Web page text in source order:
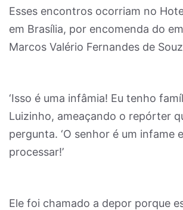
Esses encontros ocorriam no
em Brasília, por encomenda do
Marcos Valério Fernandes de
‘Isso é uma infâmia! Eu tenho
Luizinho, ameaçando o repórter
pergunta. ‘O senhor é um infame
processar!’
Ele foi chamado a depor porque